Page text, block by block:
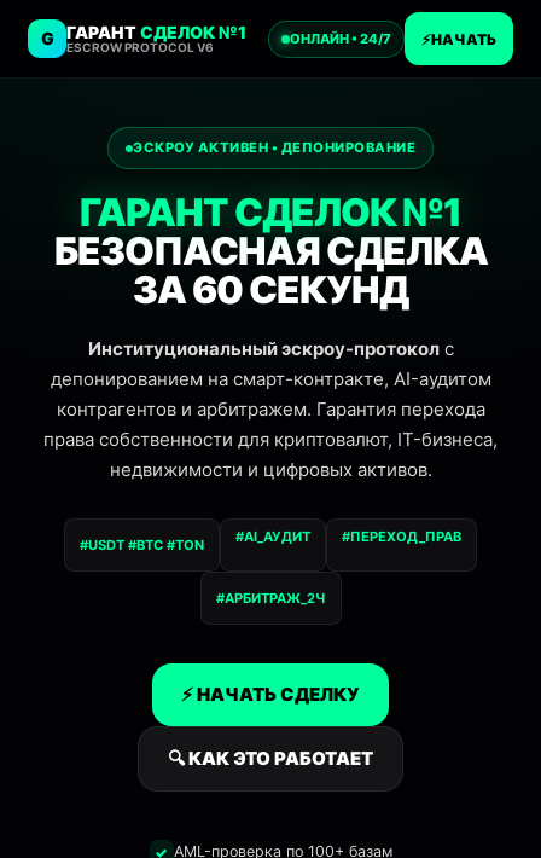
к контенту
G ГАРАНТСДЕЛОК №1
ESCROW PROTOCOL V6
ОНЛАЙН • 24/7 ⚡НАЧАТЬ
ЭСКРОУ АКТИВЕН • ДЕПОНИРОВАНИЕ
ГАРАНТ СДЕЛОК №1
БЕЗОПАСНАЯ СДЕЛКА
ЗА 60 СЕКУНД
Институциональный эскроу-протоколс
депонированием на смарт-контракте, AI-аудитом
контрагентов и арбитражем. Гарантия перехода
права собственности для криптовалют, IT-бизнеса,
недвижимости и цифровых активов.
#USDT #BTC #TON #AI_АУДИТ #ПЕРЕХОД_ПРАВ
#АРБИТРАЖ_2Ч
⚡ НАЧАТЬ СДЕЛКУ
🔍 КАК ЭТО РАБОТАЕТ
✓ AML-проверка по 100+ базам